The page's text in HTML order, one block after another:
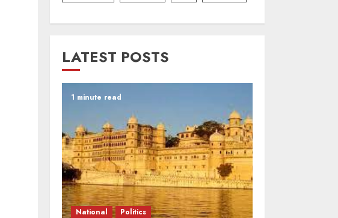
LATEST POSTS
1 minute read
National Politics